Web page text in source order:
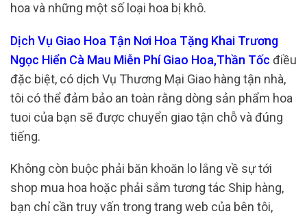
hoa và những một số loại hoa bị khô.
Dịch Vụ Giao Hoa Tận Nơi Hoa Tặng Khai Trương
Ngọc Hiển Cà Mau Miễn Phí Giao Hoa,Thần Tốc điều
đặc biệt, có dịch Vụ Thương Mại Giao hàng tận nhà,
tôi có thể đảm bảo an toàn rằng dòng sản phẩm hoa
tuoi của bạn sẽ được chuyển giao tận chỗ và đúng
tiếng.
Không còn buộc phải băn khoăn lo lắng về sự tới
shop mua hoa hoặc phải sắm tương tác Ship hàng,
bạn chỉ cần truy vấn trong trang web của bên tôi,